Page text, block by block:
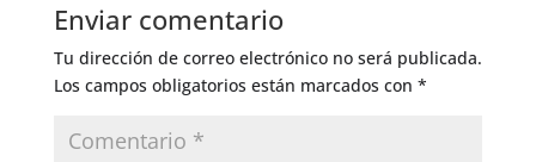
Enviar comentario
Tu dirección de correo electrónico no será publicada.
Los campos obligatorios están marcados con *